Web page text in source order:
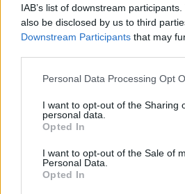
IAB’s list of downstream
also be disclosed by us to third
Downstream Participants that may
Personal Data Processing Opt
I want to opt-out of the Sharing
personal data.
Opted In
I want to opt-out of the Sale of
Personal Data.
Opted In
εγκλωβίστηκε στο
06/08/2026 09:39